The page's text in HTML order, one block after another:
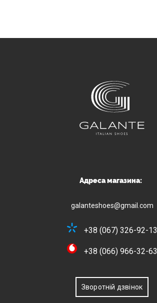
Адреса магазина:
galanteshoes@gmail.com
+38 (067) 326-92-13
+38 (066) 966-32-63
Зворотній дзвінок